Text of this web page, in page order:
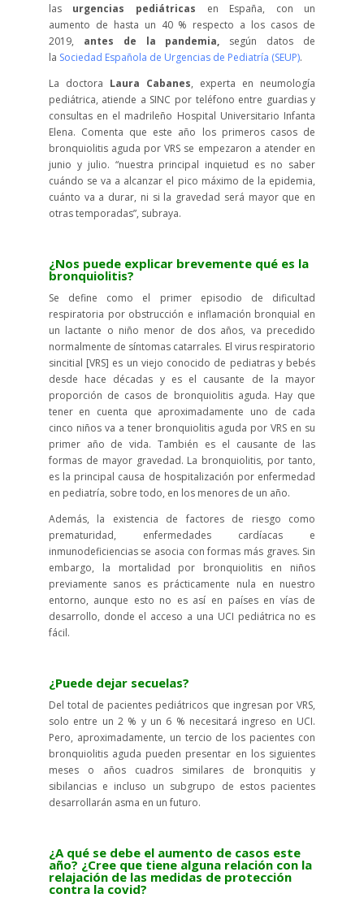
las urgencias pediátricas en España, con un
aumento de hasta un 40 % respecto a los casos de
2019, antes de la pandemia, según datos de
la Sociedad Española de Urgencias de Pediatría (SEUP).
La doctora Laura Cabanes, experta en neumología
pediátrica, atiende a SINC por teléfono entre guardias y
consultas en el madrileño Hospital Universitario Infanta
Elena. Comenta que este año los primeros casos de
bronquiolitis aguda por VRS se empezaron a atender en
junio y julio. “nuestra principal inquietud es no saber
cuándo se va a alcanzar el pico máximo de la epidemia,
cuánto va a durar, ni si la gravedad será mayor que en
otras temporadas”, subraya.
¿Nos puede explicar brevemente qué es la
bronquiolitis?
Se define como el primer episodio de dificultad
respiratoria por obstrucción e inflamación bronquial en
un lactante o niño menor de dos años, va precedido
normalmente de síntomas catarrales. El virus respiratorio
sincitial [VRS] es un viejo conocido de pediatras y bebés
desde hace décadas y es el causante de la mayor
proporción de casos de bronquiolitis aguda. Hay que
tener en cuenta que aproximadamente uno de cada
cinco niños va a tener bronquiolitis aguda por VRS en su
primer año de vida. También es el causante de las
formas de mayor gravedad. La bronquiolitis, por tanto,
es la principal causa de hospitalización por enfermedad
en pediatría, sobre todo, en los menores de un año.
Además, la existencia de factores de riesgo como
prematuridad, enfermedades cardíacas e
inmunodeficiencias se asocia con formas más graves. Sin
embargo, la mortalidad por bronquiolitis en niños
previamente sanos es prácticamente nula en nuestro
entorno, aunque esto no es así en países en vías de
desarrollo, donde el acceso a una UCI pediátrica no es
fácil.
¿Puede dejar secuelas?
Del total de pacientes pediátricos que ingresan por VRS,
solo entre un 2 % y un 6 % necesitará ingreso en UCI.
Pero, aproximadamente, un tercio de los pacientes con
bronquiolitis aguda pueden presentar en los siguientes
meses o años cuadros similares de bronquitis y
sibilancias e incluso un subgrupo de estos pacientes
desarrollarán asma en un futuro.
¿A qué se debe el aumento de casos este
año? ¿Cree que tiene alguna relación con la
relajación de las medidas de protección
contra la covid?